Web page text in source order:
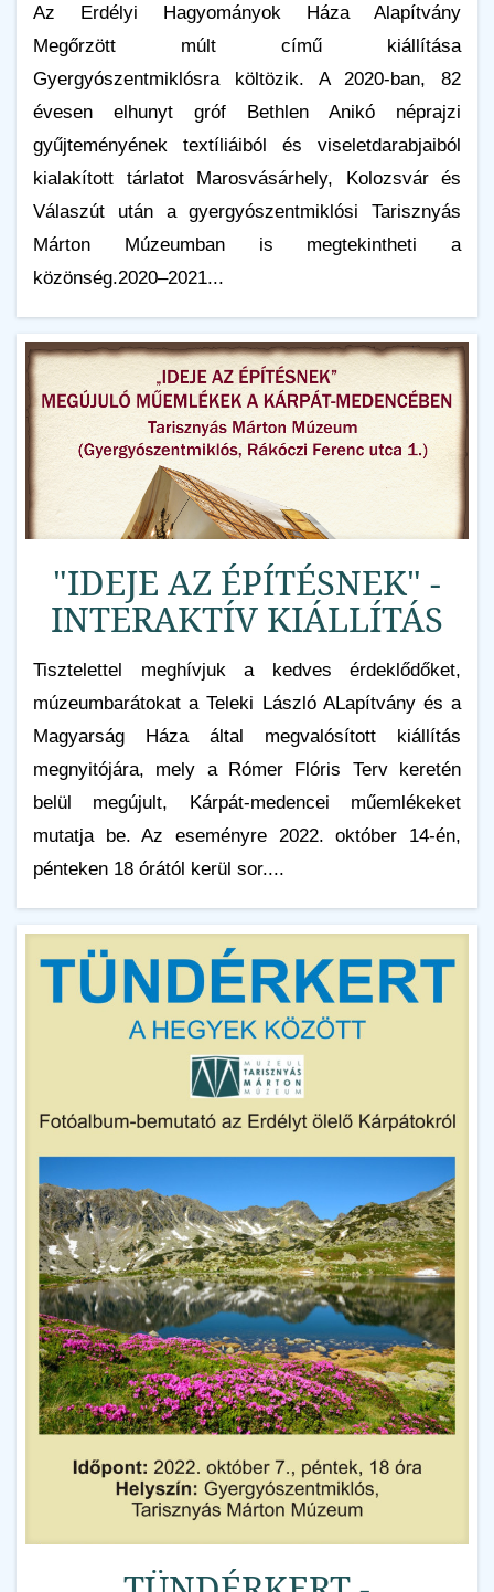
Az Erdélyi Hagyományok Háza Alapítvány
Megőrzött múlt című kiállítása
Gyergyószentmiklósra költözik. A 2020-ban, 82
évesen elhunyt gróf Bethlen Anikó néprajzi
gyűjteményének textíliáiból és viseletdarabjaiból
kialakított tárlatot Marosvásárhely, Kolozsvár és
Válaszút után a gyergyószentmiklósi Tarisznyás
Márton Múzeumban is megtekintheti a
közönség.2020–2021...
"IDEJE AZ ÉPÍTÉSNEK" -
INTERAKTÍV KIÁLLÍTÁS
Tisztelettel meghívjuk a kedves érdeklődőket,
múzeumbarátokat a Teleki László ALapítvány és a
Magyarság Háza által megvalósított kiállítás
megnyitójára, mely a Rómer Flóris Terv keretén
belül megújult, Kárpát-medencei műemlékeket
mutatja be. Az eseményre 2022. október 14-én,
pénteken 18 órától kerül sor....